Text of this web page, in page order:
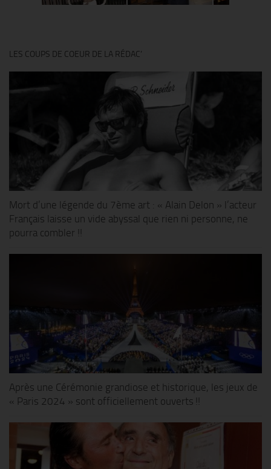
LES COUPS DE COEUR DE LA RÉDAC’
Mort d’une légende du 7ème art : « Alain Delon » l’acteur
Français laisse un vide abyssal que rien ni personne, ne
pourra combler !!
Après une Cérémonie grandiose et historique, les jeux de
« Paris 2024 » sont officiellement ouverts !!